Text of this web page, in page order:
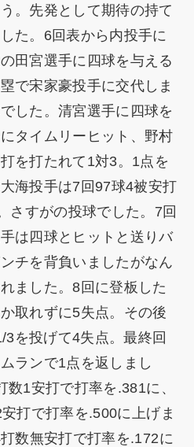
。先発として期待の持て
た。6回表から内投手に
田宮選手に四球を与える
で宋家豪投手に交代しま
した。清宮選手に四球を
タイムリーヒット、野村
を打たれて1対3。1点を
海投手は7回97球4被安打
さすがの投球でした。7回
は四球とヒットと送りバ
チを背負いましたがなん
ました。8回に登板した
取れずに5失点。その後
を投げて4失点。最終回
ランで1点を返しまし
1安打で打率を.381に、
打で打率を.500に上げま
数無安打で打率を.172に